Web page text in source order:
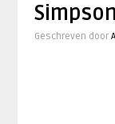
Simpson
Geschreven door